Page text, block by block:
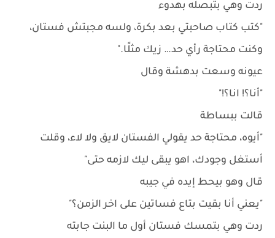
ردت وهي بتبصله بهدوء
"كتب كتاب صاحبتي بعد بكرة، ولسه مجبتش فستان،
وكنت محتاجة رأي حد… زيك مثلًا."
عيونه وسعت بدهشة وقال
"أنا؟! انا؟!"
قالت ببساطة
"أيوه، محتاجة حد يقولي الفستان لايق ولا لاء، وقلت
أستغل وجودك، اهو يبقى ليك لازمه حتى"
قال وهو بيحط إيده في جيبه
"يعني أنا بقيت بتاع فساتين على اخر الزمن؟"
ردت وهي بتمسك فستان أول ما البنت جابته